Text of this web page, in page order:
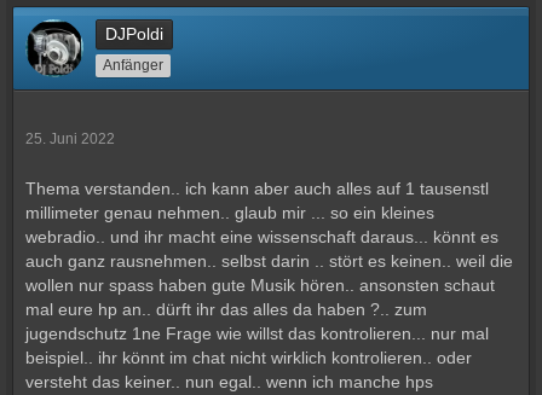
DJPoldi
Anfänger
25. Juni 2022
Thema verstanden.. ich kann aber auch alles auf 1 tausenstl
millimeter genau nehmen.. glaub mir ... so ein kleines
webradio.. und ihr macht eine wissenschaft daraus... könnt es
auch ganz rausnehmen.. selbst darin .. stört es keinen.. weil die
wollen nur spass haben gute Musik hören.. ansonsten schaut
mal eure hp an.. dürft ihr das alles da haben ?.. zum
jugendschutz 1ne Frage wie willst das kontrolieren... nur mal
beispiel.. ihr könnt im chat nicht wirklich kontrolieren.. oder
versteht das keiner.. nun egal.. wenn ich manche hps